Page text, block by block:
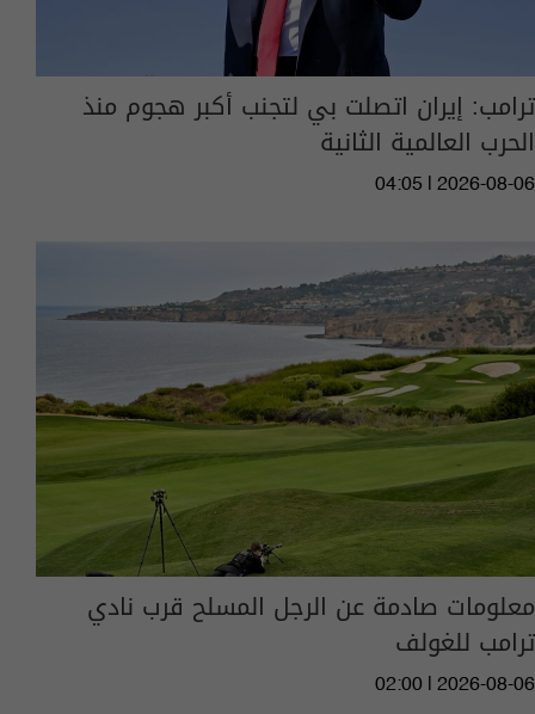
ترامب: إيران اتصلت بي لتجنب أكبر هجوم منذ
الحرب العالمية الثانية
04:05 | 2026-08-06
معلومات صادمة عن الرجل المسلح قرب نادي
ترامب للغولف
02:00 | 2026-08-06